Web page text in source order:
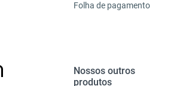
Folha de pagamento
Nossos outros
produtos